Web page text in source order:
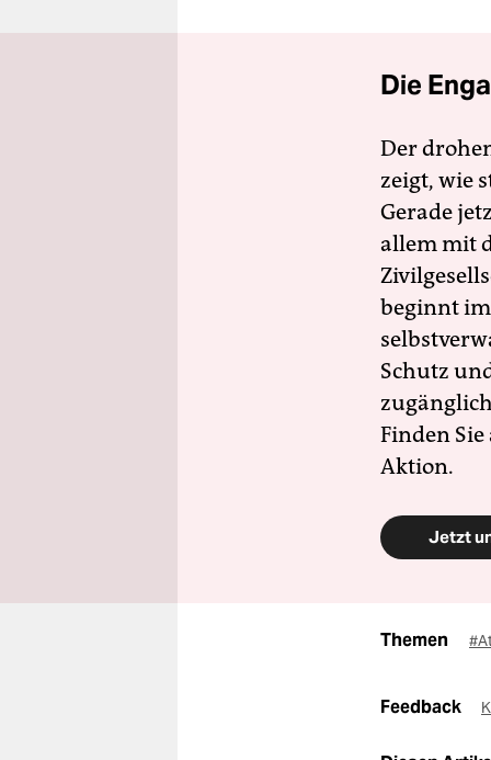
Die
Der
zeigt, wie
Gerade
allem mit
beginnt
Schutz
Finden
Aktion.
Jetzt
Themen
Feedback